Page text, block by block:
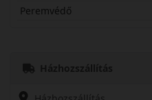
Peremvédő
Házhozszállítás